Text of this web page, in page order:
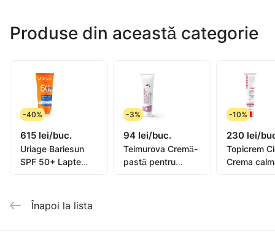
Produse din această categorie
-40%
615 lei/buc.
Uriage Bariesun
SPF 50+ Lapte
-3%
94 lei/buc.
Teimurova Cremă-
pastă pentru
-10%
230 lei/
Topicrem
Crema
Înapoi la lista